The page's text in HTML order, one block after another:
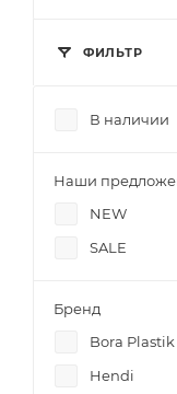
ФИЛЬТР
В наличии
Наши
NEW
SALE
Бренд
Bora Plastik
Hendi